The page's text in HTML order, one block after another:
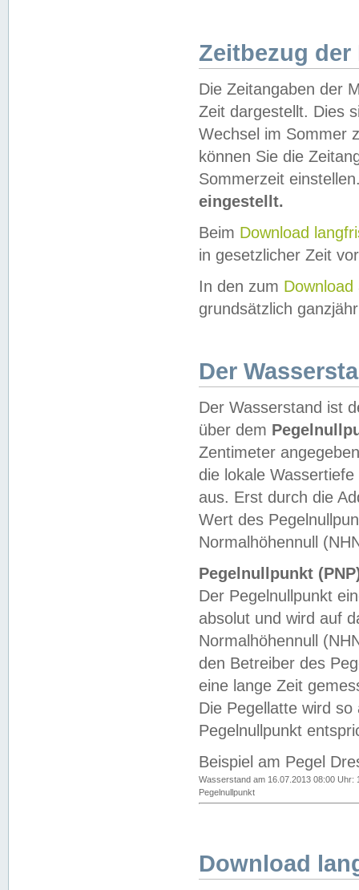
Zeitbezug der
Die Zeitangaben der
Zeit dargestellt. Dies
Wechsel im Sommer
können Sie die
Sommerzeit
eingestellt.
Beim Download
in gesetzlicher Zeit
In den zum Download
grundsätzlich
Der
Der Wasserstand ist
über dem
Zentimeter
die lokale
aus. Erst durch die
Wert des
Normalhöhennull
Pegelnullpunkt
Der Pegelnullpunkt
absolut und wird auf
Normalhöhennull
den Betreiber des
eine lange Zeit
Die Pegellatte wird
Pegelnullpunkt
Beispiel am Pegel
Wasserstand am 16.07.2013 08:00 Uhr:
Pegelnullpunkt
Download